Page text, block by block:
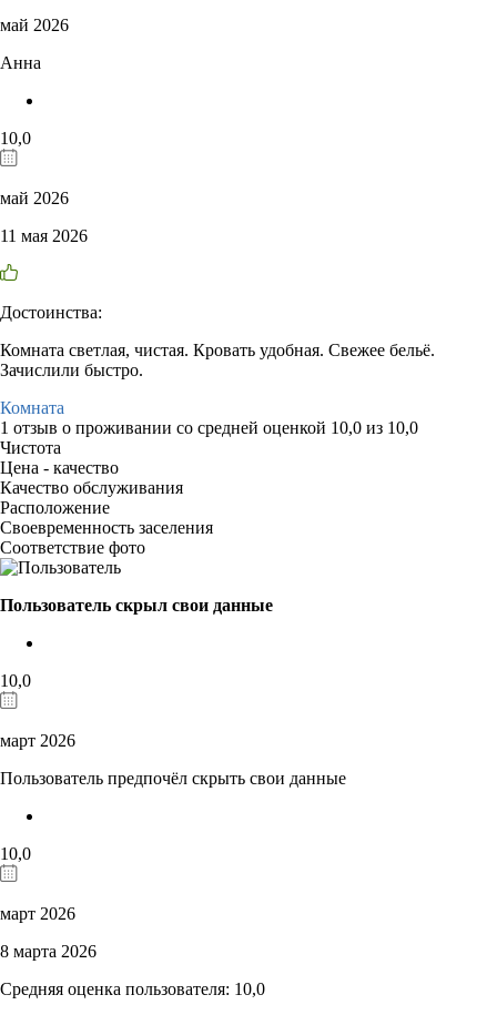
май 2026
Анна
10,0
май 2026
11 мая 2026
Достоинства:
Комната светлая, чистая. Кровать удобная. Свежее бельё.
Зачислили быстро.
Комната
1 отзыв о проживании со средней оценкой 10,0 из 10,0
Чистота
Цена - качество
Качество обслуживания
Расположение
Своевременность заселения
Соответствие фото
Пользователь скрыл свои данные
10,0
март 2026
Пользователь предпочёл скрыть свои данные
10,0
март 2026
8 марта 2026
Средняя оценка пользователя: 10,0